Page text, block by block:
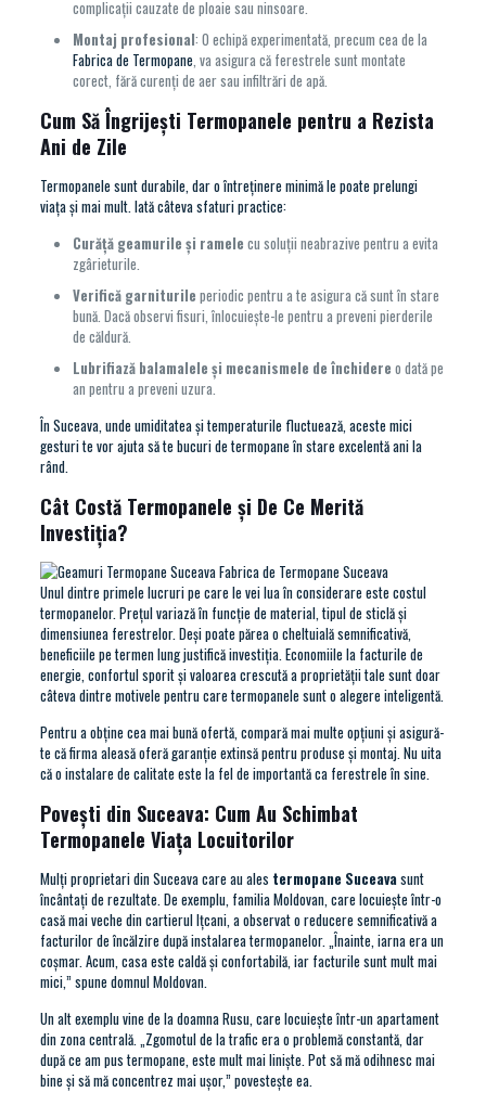
complicații cauzate de ploaie sau ninsoare.
Montaj profesional: O echipă experimentată, precum cea de la
Fabrica de Termopane, va asigura că ferestrele sunt montate
corect, fără curenți de aer sau infiltrări de apă.
Cum Să Îngrijești Termopanele pentru a Rezista
Ani de Zile
Termopanele sunt durabile, dar o întreținere minimă le poate prelungi
viața și mai mult. Iată câteva sfaturi practice:
Curăță geamurile și ramele cu soluții neabrazive pentru a evita
zgârieturile.
Verifică garniturile periodic pentru a te asigura că sunt în stare
bună. Dacă observi fisuri, înlocuiește-le pentru a preveni pierderile
de căldură.
Lubrifiază balamalele și mecanismele de închidere o dată pe
an pentru a preveni uzura.
În Suceava, unde umiditatea și temperaturile fluctuează, aceste mici
gesturi te vor ajuta să te bucuri de termopane în stare excelentă ani la
rând.
Cât Costă Termopanele și De Ce Merită
Investiția?
Unul dintre primele lucruri pe care le vei lua în considerare este costul
termopanelor. Prețul variază în funcție de material, tipul de sticlă și
dimensiunea ferestrelor. Deși poate părea o cheltuială semnificativă,
beneficiile pe termen lung justifică investiția. Economiile la facturile de
energie, confortul sporit și valoarea crescută a proprietății tale sunt doar
câteva dintre motivele pentru care termopanele sunt o alegere inteligentă.
Pentru a obține cea mai bună ofertă, compară mai multe opțiuni și asigură-
te că firma aleasă oferă garanție extinsă pentru produse și montaj. Nu uita
că o instalare de calitate este la fel de importantă ca ferestrele în sine.
Povești din Suceava: Cum Au Schimbat
Termopanele Viața Locuitorilor
Mulți proprietari din Suceava care au ales termopane Suceavasunt
încântați de rezultate. De exemplu, familia Moldovan, care locuiește într-o
casă mai veche din cartierul Ițcani, a observat o reducere semnificativă a
facturilor de încălzire după instalarea termopanelor. „Înainte, iarna era un
coșmar. Acum, casa este caldă și confortabilă, iar facturile sunt mult mai
mici,” spune domnul Moldovan.
Un alt exemplu vine de la doamna Rusu, care locuiește într-un apartament
din zona centrală. „Zgomotul de la trafic era o problemă constantă, dar
după ce am pus termopane, este mult mai liniște. Pot să mă odihnesc mai
bine și să mă concentrez mai ușor,” povestește ea.